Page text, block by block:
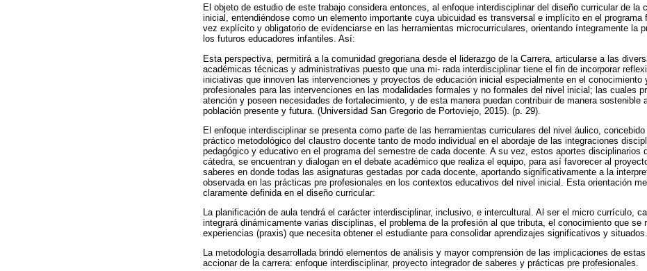
El objeto de estudio de este trabajo considera entonces, al enfoque interdisciplinar del diseño curricular de la
inicial, entendiéndose como un elemento importante cuya ubicuidad es transversal e implícito en el programa
vez explícito y obligatorio de evidenciarse en las herramientas microcurriculares, orientando íntegramente la
los futuros educadores infantiles. Así:
Esta perspectiva, permitirá a la comunidad gregoriana desde el liderazgo de la Carrera, articularse a las
académicas técnicas y administrativas puesto que una mi- rada interdisciplinar tiene el fin de incorporar
iniciativas que innoven las intervenciones y proyectos de educación inicial especialmente en el conocimiento
profesionales para las intervenciones en las modalidades formales y no formales del nivel inicial; las cuales
atención y poseen necesidades de fortalecimiento, y de esta manera puedan contribuir de manera sostenible
población presente y futura. (Universidad San Gregorio de Portoviejo, 2015). (p. 29).
El enfoque interdisciplinar se presenta como parte de las herramientas curriculares del nivel áulico,
práctico metodológico del claustro docente tanto de modo individual en el abordaje de las integraciones
pedagógico y educativo en el programa del semestre de cada docente. A su vez, estos aportes disciplinarios
cátedra, se encuentran y dialogan en el debate académico que realiza el equipo, para así favorecer al
saberes en donde todas las asignaturas gestadas por cada docente, aportando significativamente a la
observada en las prácticas pre profesionales en los contextos educativos del nivel inicial. Esta orientación
claramente definida en el diseño curricular:
La planificación de aula tendrá el carácter interdisciplinar, inclusivo, e intercultural. Al ser el micro currículo,
integrará dinámicamente varias disciplinas, el problema de la profesión al que tributa, el conocimiento que se
experiencias (praxis) que necesita obtener el estudiante para consolidar aprendizajes significativos y
La metodología desarrollada brindó elementos de análisis y mayor comprensión de las implicaciones de
accionar de la carrera: enfoque interdisciplinar, proyecto integrador de saberes y prácticas pre profesionales.